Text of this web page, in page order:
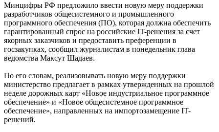
Минцифры РФ предложило ввести новую меру поддержки
разработчиков общесистемного и промышленного
программного обеспечения (ПО), которая должна обеспечить
гарантированный спрос на российские IT-решения за счет
якорных заказчиков и предоставить преференции в
госзакупках, сообщил журналистам в понедельник глава
ведомства Максут Шадаев.
По его словам, реализовывать новую меру поддержки
министерство предлагает в рамках утвержденных на прошлой
неделе дорожных карт «Новое индустриальное программное
обеспечение» и «Новое общесистемное программное
обеспечение», направленных на импортозамещение IT-
решений.